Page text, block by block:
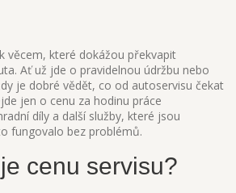
věcem, které dokážou překvapit
Ať už jde o pravidelnou údržbu nebo
je dobré vědět, co od autoservisu čekat
jen o cenu za hodinu práce
díly a další služby, které jsou
fungovalo bez problémů.
cenu servisu?